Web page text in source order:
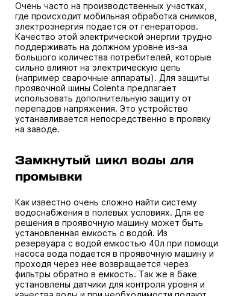
Очень часто на производственных участках,
где происходит мобильная обработка снимков,
электроэнергия подается от генераторов.
Качество этой электрической энергии трудно
поддерживать на должном уровне из-за
большого количества потребителей, которые
сильно влияют на электрическую цепь
(например сварочные аппараты). Для защиты
проявочной шины Colenta предлагает
использовать дополнительную защиту от
перепадов напряжения. Это устройство
устанавливается непосредственно в проявку
на заводе.
Замкнутый цикл воды для
промывки
Как известно очень сложно найти систему
водоснабжения в полевых условиях. Для ее
решения в проявочную машину может быть
установленная емкость с водой. Из
резервуара с водой емкостью 40л при помощи
насоса вода подается в проявочную машину и
проходя через нее возвращается через
фильтры обратно в емкость. Так же в баке
установлены датчики для контроля уровня и